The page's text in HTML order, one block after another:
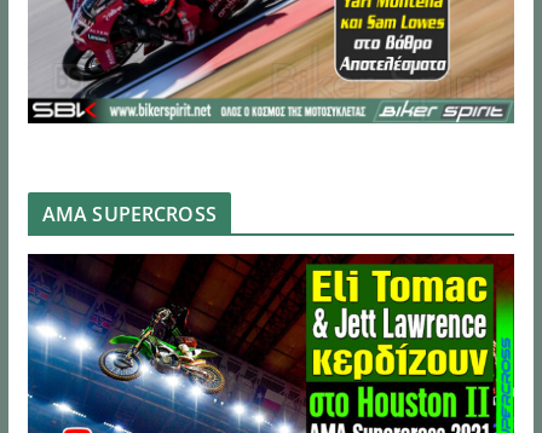
AMA SUPERCROSS